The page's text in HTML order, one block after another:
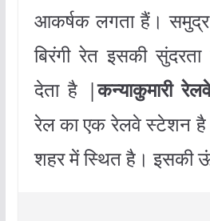
आकर्षक लगता हैं।
बिरंगी रेत इसकी
देता है |कन्याकुमारी
रेल का एक रेलवे स्टेशन
शहर में स्थित है। इसकी